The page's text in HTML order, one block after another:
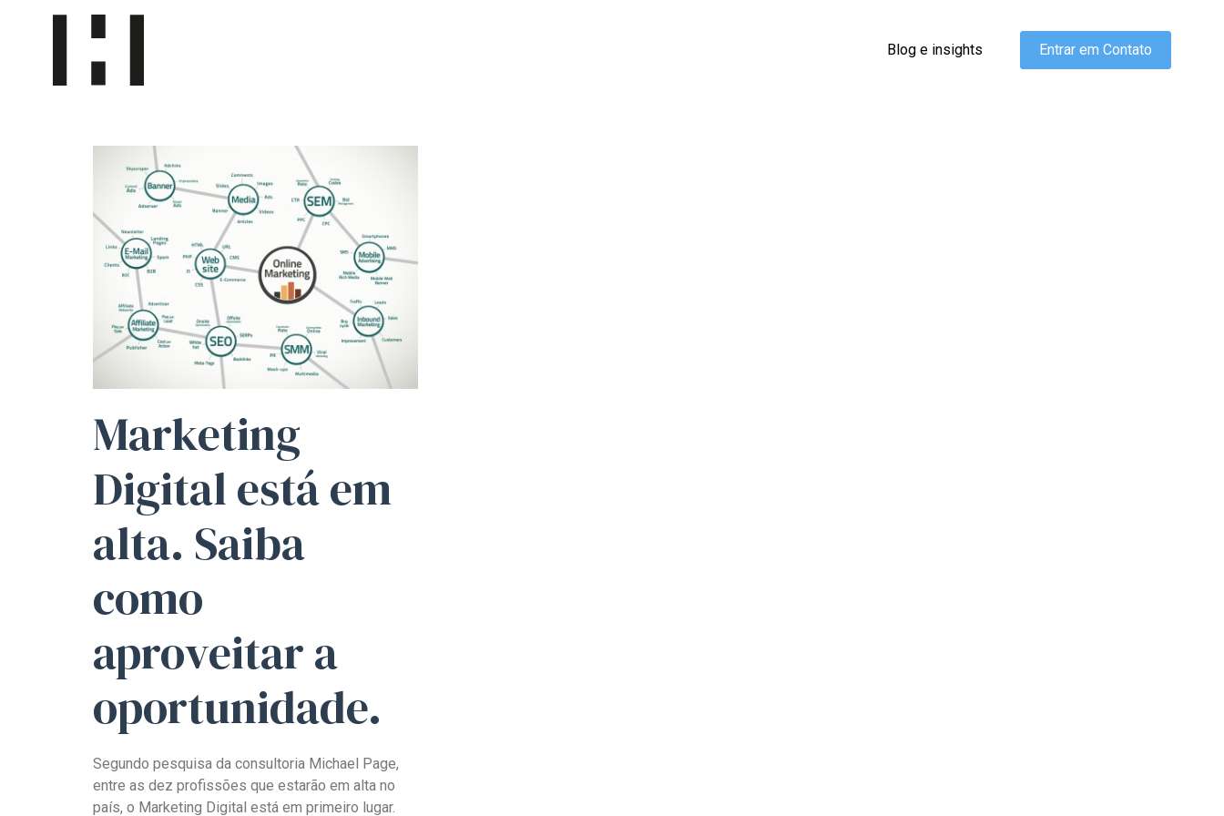
Blog e insights Entrar em Contato
Marketing
Digital está em
alta. Saiba
como
aproveitar a
oportunidade.
Segundo pesquisa da consultoria Michael Page,
entre as dez profissões que estarão em alta no
país, o Marketing Digital está em primeiro lugar.